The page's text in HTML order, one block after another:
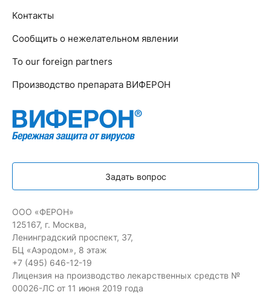
Контакты
Сообщить о нежелательном явлении
To our foreign partners
Производство препарата ВИФЕРОН
Задать вопрос
ООО «ФЕРОН»
125167, г. Москва,
Ленинградский проспект, 37,
БЦ «Аэродом», 8 этаж
+7 (495) 646-12-19
Лицензия на производство лекарственных средств №
00026-ЛС от 11 июня 2019 года